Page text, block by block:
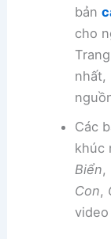
bản
cho
nhất,
Các
khúc
Biển,
Con,